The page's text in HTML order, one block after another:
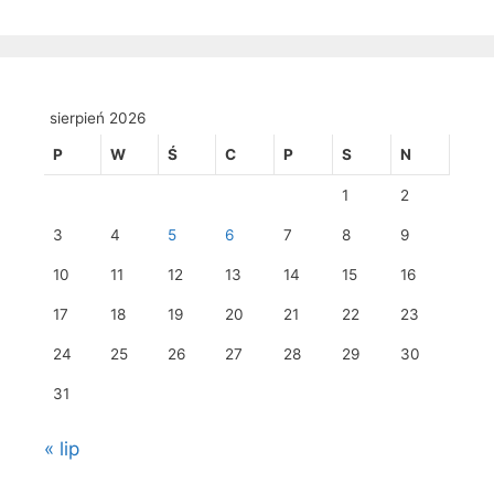
sierpień 2026
P W Ś C P S N
1 2
3 4 5 6 7 8 9
10 11 12 13 14 15 16
17 18 19 20 21 22 23
24 25 26 27 28 29 30
31
« lip